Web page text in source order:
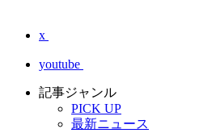
x
youtube
記事ジャンル
PICK UP
最新ニュース